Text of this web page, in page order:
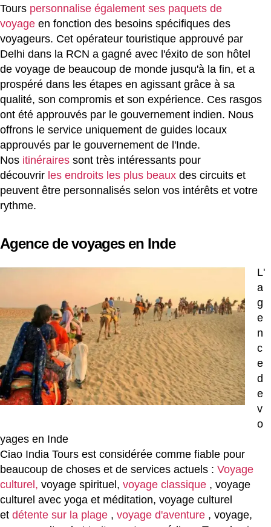
Tours personnalise également ses paquets de
voyage en fonction des besoins spécifiques des
voyageurs. Cet opérateur touristique approuvé par
Delhi dans la RCN a gagné avec l'éxito de son hôtel
de voyage de beaucoup de monde jusqu'à la fin, et a
prospéré dans les étapes en agissant grâce à sa
qualité, son compromis et son expérience. Ces rasgos
ont été approuvés par le gouvernement indien. Nous
offrons le service uniquement de guides locaux
approuvés par le gouvernement de l'Inde.
Nos itinéraires sont très intéressants pour
découvrir les endroits les plus beaux des circuits et
peuvent être personnalisés selon vos intérêts et votre
rythme.
Agence de voyages en Inde
L'
a
g
e
n
c
e
d
e
v
o
yages en Inde
Ciao India Tours est considérée comme fiable pour
beaucoup de choses et de services actuels : Voyage
culturel, voyage spirituel, voyage classique , voyage
culturel avec yoga et méditation, voyage culturel
et détente sur la plage , voyage d'aventure , voyage,